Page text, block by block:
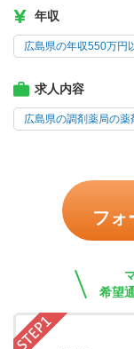
年収
広島県の年収550万円
求人内容
広島県の調剤薬局の薬
フォ
希望